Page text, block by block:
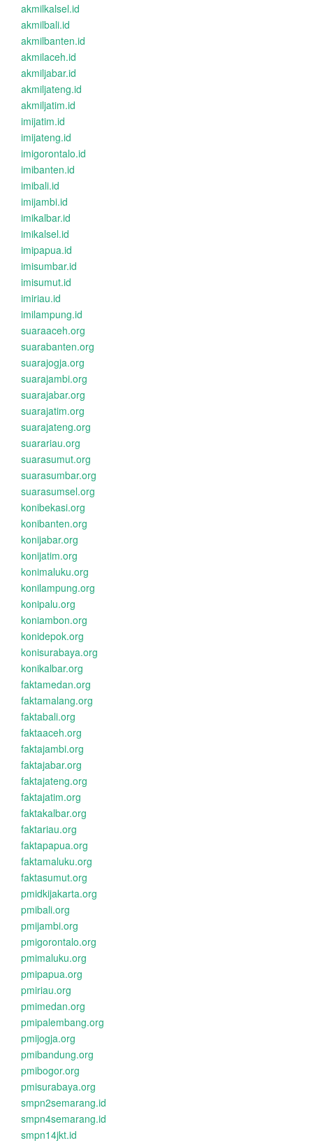
akmilkalsel.id
akmilbali.id
akmilbanten.id
akmilaceh.id
akmiljabar.id
akmiljateng.id
akmiljatim.id
imijatim.id
imijateng.id
imigorontalo.id
imibanten.id
imibali.id
imijambi.id
imikalbar.id
imikalsel.id
imipapua.id
imisumbar.id
imisumut.id
imiriau.id
imilampung.id
suaraaceh.org
suarabanten.org
suarajogja.org
suarajambi.org
suarajabar.org
suarajatim.org
suarajateng.org
suarariau.org
suarasumut.org
suarasumbar.org
suarasumsel.org
konibekasi.org
konibanten.org
konijabar.org
konijatim.org
konimaluku.org
konilampung.org
konipalu.org
koniambon.org
konidepok.org
konisurabaya.org
konikalbar.org
faktamedan.org
faktamalang.org
faktabali.org
faktaaceh.org
faktajambi.org
faktajabar.org
faktajateng.org
faktajatim.org
faktakalbar.org
faktariau.org
faktapapua.org
faktamaluku.org
faktasumut.org
pmidkijakarta.org
pmibali.org
pmijambi.org
pmigorontalo.org
pmimaluku.org
pmipapua.org
pmiriau.org
pmimedan.org
pmipalembang.org
pmijogja.org
pmibandung.org
pmibogor.org
pmisurabaya.org
smpn2semarang.id
smpn4semarang.id
smpn14jkt.id